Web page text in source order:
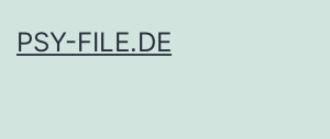
toPSY-FILE.DE